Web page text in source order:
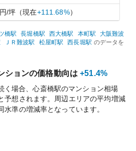
/坪 （現在+111.68%）
橋駅 長堀橋駅 西大橋駅 本町駅
大阪難波
ＪＲ難波駅 松屋町駅 西長堀駅 のデータを
ションの価格動向は +51.4%
く場合、心斎橋駅のマンション相場
予想されます。周辺エリアの平均増減
水準の増減率となっています。